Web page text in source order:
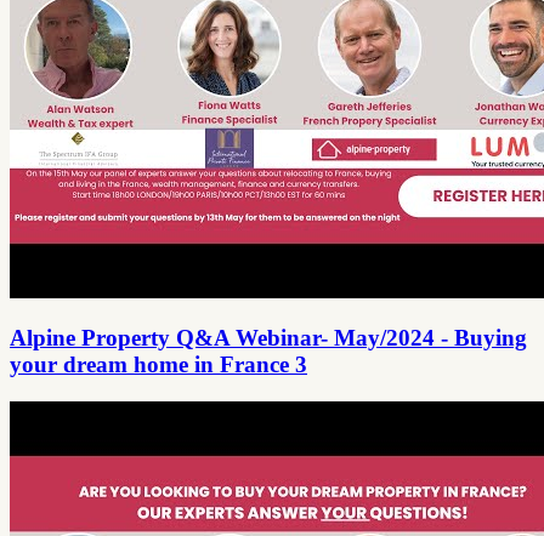
Alpine Property Q&A Webinar- May/2024 - Buying
your dream home in France 3